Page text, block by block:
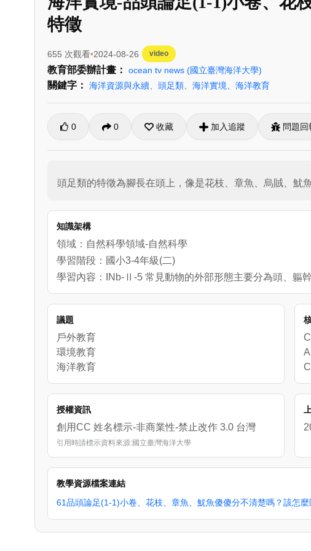
特徵
655 次觀看 2024-08-26 video
教育部委辦計畫： ocean tv news (國立臺灣海洋大學)
關鍵字： 海洋資源與永續 頭足類 海洋實境 海洋教育
0 0 收藏 加入追蹤 問題回
頭足類的特徵為腳長在頭上，像是花枝、章魚、烏賊、魷
知識架構
領域：自然科學領域-自然科學
學習階段：國小3-4年級(二)
學習內容：INb-Ⅱ-5 常見動物的外部形態主要分為頭、軀
議題
戶外教育
環境教育
海洋教育
授權資訊
創用CC 姓名標示-非商業性-禁止改作 3.0 台灣
引用時請標示資料來源:國立臺灣海洋大學
教學資源檔案連結
61品頭論足(1-1)小卷、花枝、章魚、魷魚傻傻分不清楚嗎？該怎